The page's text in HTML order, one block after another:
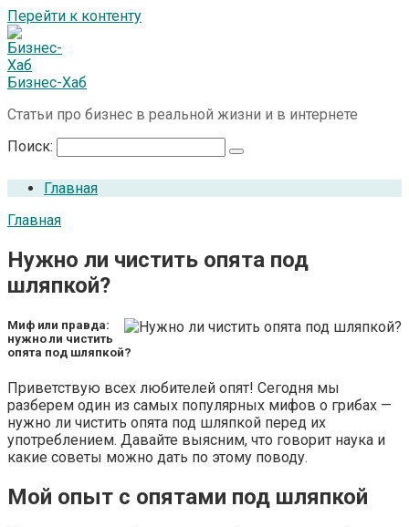
Перейти к контенту
Бизнес-Хаб
Статьи про бизнес в реальной жизни и в интернете
Поиск:
Главная
Главная
Нужно ли чистить опята под
шляпкой?
Миф или правда:
нужно ли чистить
опята под шляпкой?
Приветствую всех любителей опят! Сегодня мы
разберем один из самых популярных мифов о грибах —
нужно ли чистить опята под шляпкой перед их
употреблением. Давайте выясним, что говорит наука и
какие советы можно дать по этому поводу.
Мой опыт с опятами под шляпкой